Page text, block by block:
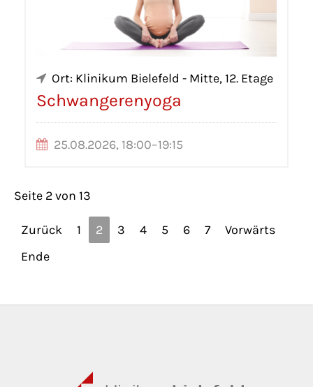
Ort: Klinikum Bielefeld - Mitte, 12. Etage
Schwangerenyoga
25.08.2026, 18:00–19:15
Seite 2 von 13
Zurück 1 2 3 4 5 6 7
Vorwärts
Ende